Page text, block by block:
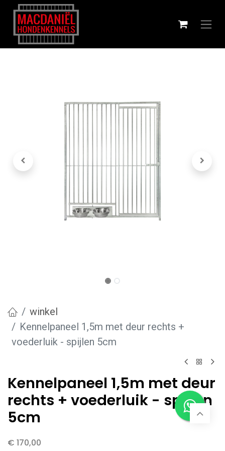
winkel
Kennelpaneel 1,5m met deur rechts +
voederluik - spijlen 5cm
Kennelpaneel 1,5m met deur
rechts + voederluik - spijlen
5cm
€ 170,00